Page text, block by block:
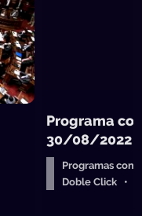
Programa
30/08/2022
Programas
Doble Click •